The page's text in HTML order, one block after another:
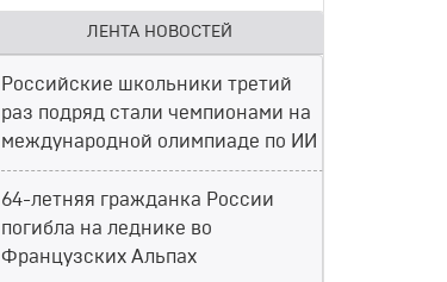
ЛЕНТА НОВОСТЕЙ
Российские школьники третий
раз подряд стали чемпионами на
международной олимпиаде по ИИ
64-летняя гражданка России
погибла на леднике во
Французских Альпах